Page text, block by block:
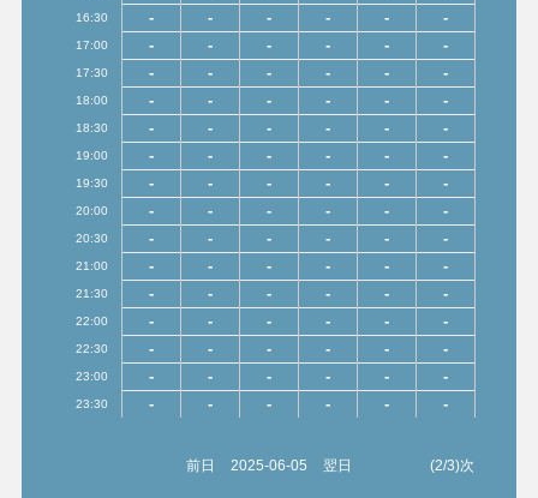
16:30 - - - - - -
17:00 - - - - - -
17:30 - - - - - -
18:00 - - - - - -
18:30 - - - - - -
19:00 - - - - - -
19:30 - - - - - -
20:00 - - - - - -
20:30 - - - - - -
21:00 - - - - - -
21:30 - - - - - -
22:00 - - - - - -
22:30 - - - - - -
23:00 - - - - - -
23:30 - - - - - -
前日 2025-06-05 翌日 (2/3)次